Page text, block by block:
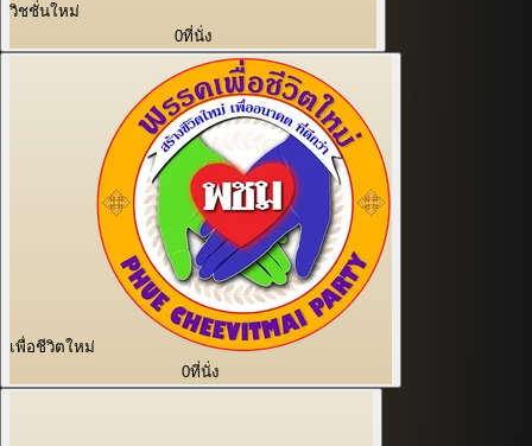
วิชชั่นใหม่
0ที่นั่ง
เพื่อชีวิตใหม่
0ที่นั่ง